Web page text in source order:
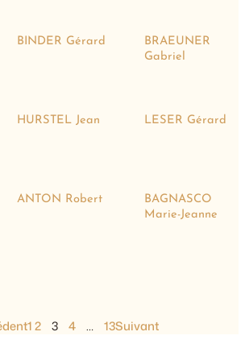
BINDER Gérard
BRAEUNER
Gabriel
HURSTEL Jean LESER Gérard
ANTON Robert
BAGNASCO
Marie-Jeanne
12 3 4 … 13Suivant